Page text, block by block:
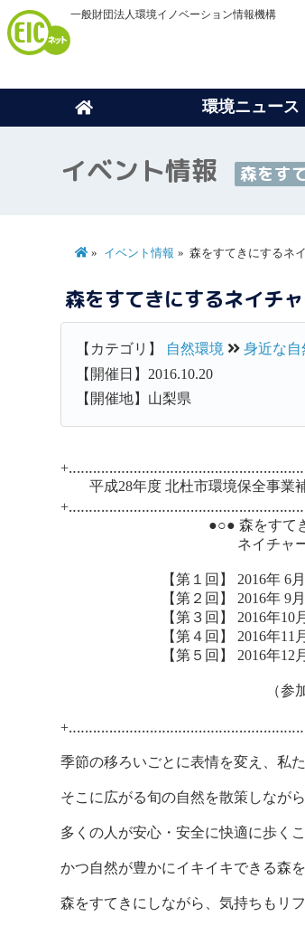
一般財団法人環境イノベーション情報機構
環境ニュース
イベント情報 森をす
イベント情報 森をすてきにするネ
森をすてきにするネイチ
【カテゴリ】 自然環境
身近な自
【開催日】2016.10.20
【開催地】山梨県
平成28年度 北杜市環境保全事業
●○● 森をすてきに
ネイチャートレ
【第１回】 2016年 6月16日
【第２回】 2016年 9月15
【第３回】 2016年10月20
【第４回】 2016年11月17
【第５回】 2016年12月15
（参加費無
季節の移ろいごとに表情を変え、私
そこに広がる旬の自然を散策しなが
多くの人が安心・安全に快適に歩く
かつ自然が豊かにイキイキできる森を
森をすてきにしながら、気持ちもリ